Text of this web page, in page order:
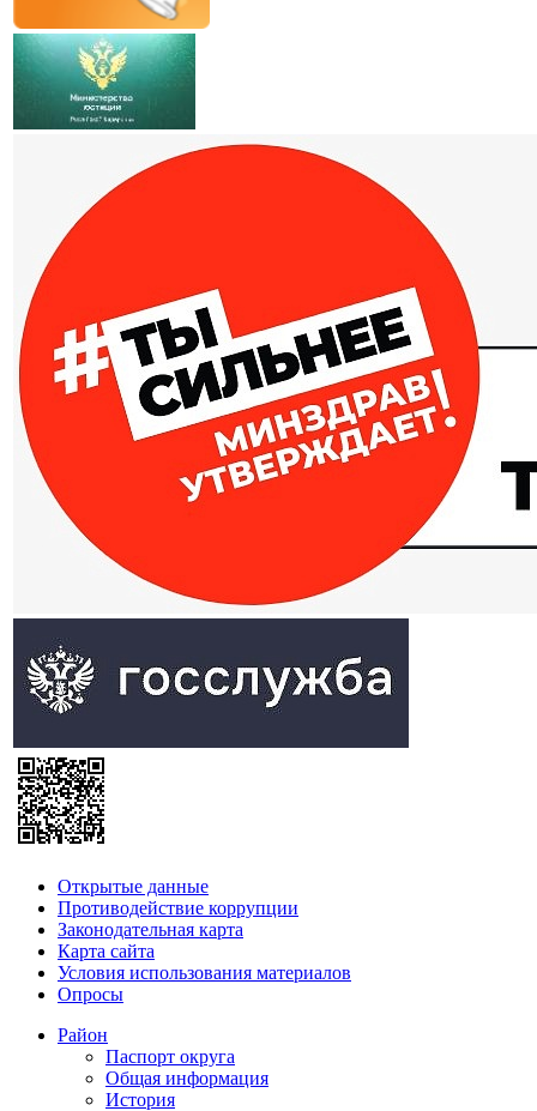
Открытые данные
Противодействие коррупции
Законодательная карта
Карта сайта
Условия использования материалов
Опросы
Район
Паспорт округа
Общая информация
История